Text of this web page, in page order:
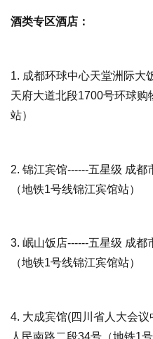
酒类专区酒店：
1. 成都环球中心天堂洲际大
天府大道北段1700号环球
站）
2. 锦江宾馆------五星级 成都
（地铁1号线锦江宾馆站）
3. 岷山饭店------五星级 成都
（地铁1号线锦江宾馆站）
4. 大成宾馆(四川省人大会议